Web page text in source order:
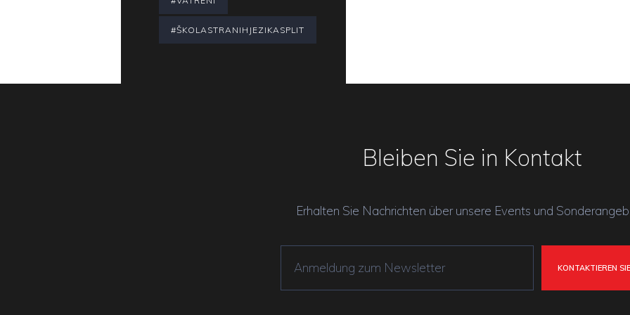
#ŠKOLASTRANIHJEZIKASPLIT
Bleiben Sie in Kontakt
Erhalten Sie Nachrichten über unsere Events und